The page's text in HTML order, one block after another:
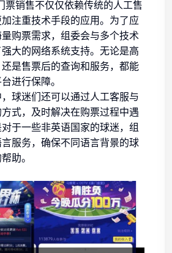
票销售不仅仅依赖传统的人工售
注重技术手段的应用。为了应
购票需求，组委会与多个技术
大的网络系统支持。无论是高
是售票后的查询和服务，都能
进行保障。
球迷们还可以通过人工客服与
式，及时解决在购票过程中遇
于一些非英语国家的球迷，组
服务，确保不同语言背景的球
助。